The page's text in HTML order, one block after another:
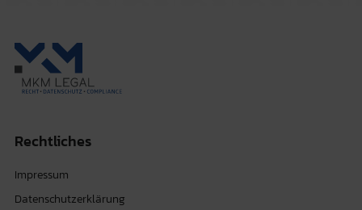
Rechtliches
Impressum
Datenschutzerklärung